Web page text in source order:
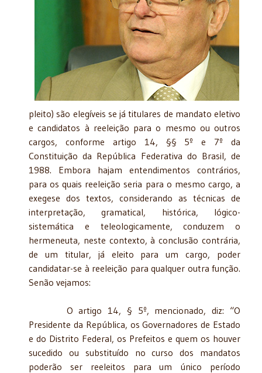
pleito) são elegíveis se já titulares de mandato eletivo
e candidatos à reeleição para o mesmo ou outros
cargos, conforme artigo 14, §§ 5º e 7º da
Constituição da República Federativa do Brasil, de
1988. Embora hajam entendimentos contrários,
para os quais reeleição seria para o mesmo cargo, a
exegese dos textos, considerando as técnicas de
interpretação, gramatical, histórica, lógico-
sistemática e teleologicamente, conduzem o
hermeneuta, neste contexto, à conclusão contrária,
de um titular, já eleito para um cargo, poder
candidatar-se à reeleição para qualquer outra função.
Senão vejamos:
O artigo 14, § 5º, mencionado, diz: “O
Presidente da República, os Governadores de Estado
e do Distrito Federal, os Prefeitos e quem os houver
sucedido ou substituído no curso dos mandatos
poderão ser reeleitos para um único período